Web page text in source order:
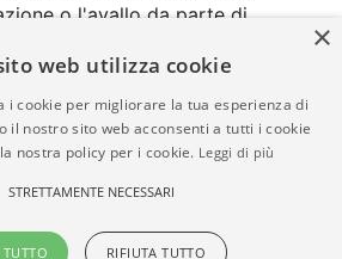
o l'avallo da parte di
quest'ultima. immobiliare-italia.it
della veridicità, della
della normativa in
o di alcun altro aspetto dei
2026
Powered by
×
web utilizza cookie
i cookie per migliorare la tua esperienza di
il nostro sito web acconsenti a tutti i cookie
nostra policy per i cookie. Leggi di più
STRETTAMENTE NECESSARI
TUTTO RIFIUTA TUTTO